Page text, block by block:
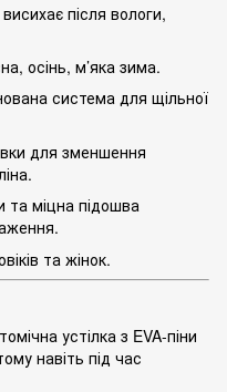
після вологи,
осінь, м’яка зима.
система для щільної
для зменшення
та міцна підошва
та жінок.
устілка з EVA-піни
навіть під час